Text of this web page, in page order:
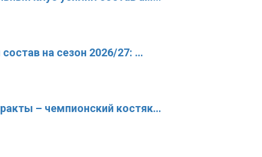
на сезон 2026/27: …
– чемпионский костяк…